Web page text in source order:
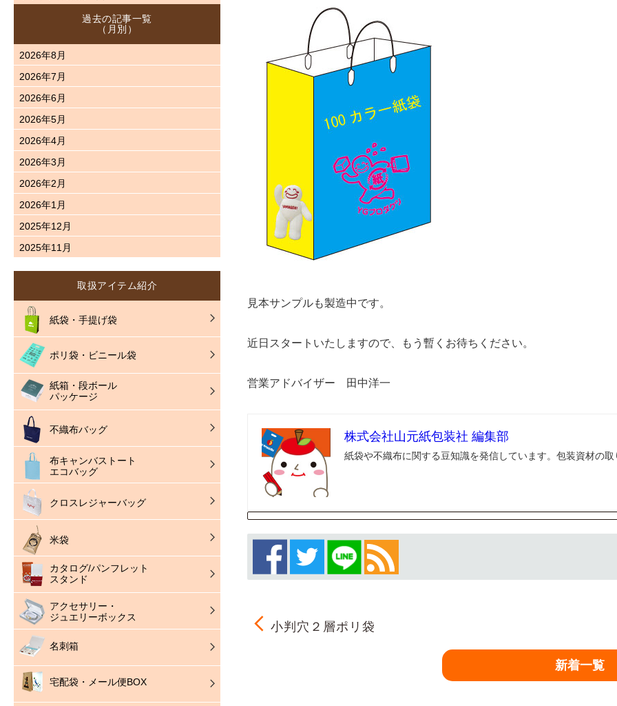
見本サンプルも製造中です。
近日スタートいたしますので、もう暫くお待ちください。
営業アドバイザー 田中洋一
株式会社山元紙包装社 編集部
紙袋や不織布に関する豆知識を発信しています。包装資材の
小判穴２層ポリ袋
新着一覧
過去の記事一覧
（月別）
2026年8月
2026年7月
2026年6月
2026年5月
2026年4月
2026年3月
2026年2月
2026年1月
2025年12月
2025年11月
取扱アイテム紹介
紙袋・手提げ袋
ポリ袋・ビニール袋
紙箱・段ボール
パッケージ
不織布バッグ
布キャンバストート
エコバッグ
クロスレジャーバッグ
米袋
カタログ/パンフレット
スタンド
アクセサリー・
ジュエリーボックス
名刺箱
宅配袋・メール便BOX